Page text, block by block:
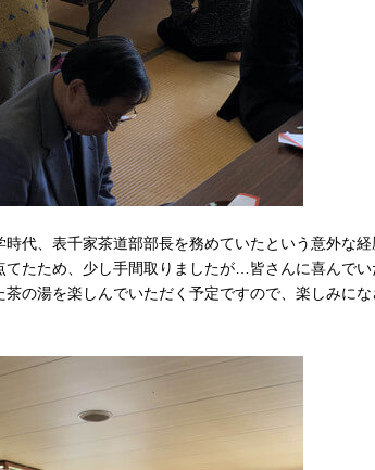
代、表千家茶道部部長を務めていたという意外な経
てたため、少し手間取りましたが…皆さんに喜んでい
の湯を楽しんでいただく予定ですので、楽しみにな